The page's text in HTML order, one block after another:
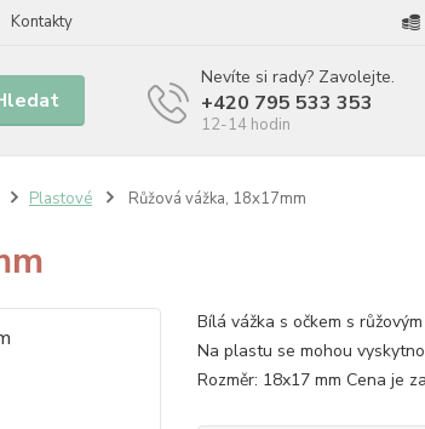
Kontakty
Nevíte si rady? Zavolejte.
+420 795 533 353
12-14 hodin
Plastové Růžová vážka, 18x17mm
Bílá vážka s očkem s
Na plastu se mohou
Rozměr: 18x17 mm Cena je